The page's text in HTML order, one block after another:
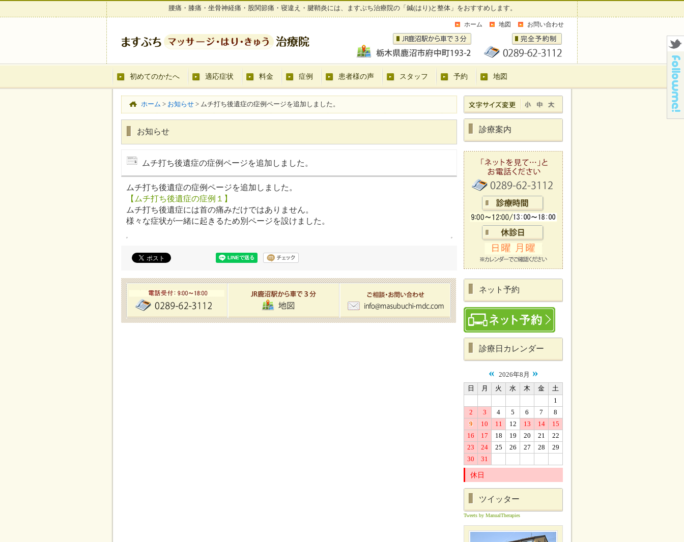
腰痛・膝痛・坐骨神経痛・股関節痛・寝違え・腱鞘炎には、ますぶち治療院の「鍼(はり)と整体」をおすすめします。
ホーム 地図 お問い合わせ
初めてのかたへ 適応症状 料金 症例 患者様の声 スタッフ 予約 地図
ホーム > お知らせ > ムチ打ち後遺症の症例ページを追加しました。
お知らせ
ムチ打ち後遺症の症例ページを追加しました。
ムチ打ち後遺症の症例ページを追加しました。
【ムチ打ち後遺症の症例１】
ムチ打ち後遺症には首の痛みだけではありません。
様々な症状が一緒に起きるため別ページを設けました。
診療案内
ネット予約
診療日カレンダー
« 2026年8月 »
日 月 火 水 木 金
土
1
2
3 4 5 6 7
8
9
10 11 12 13 14
15
16
17 18 19 20 21
22
23
24 25 26 27 28
29
30
31
休日
ツイッター
Tweets by ManualTherapies